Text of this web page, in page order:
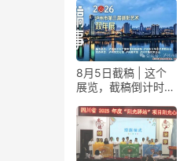
8月5日截稿 | 这个
展览，截稿倒计时